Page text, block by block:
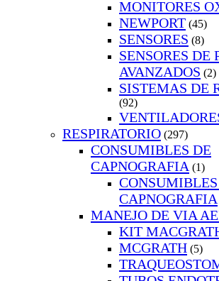
MONITORES
NEWPORT (45)
SENSORES (8)
SENSORES DE
AVANZADOS (2)
SISTEMAS DE
(92)
RESPIRATORIO (297)
CONSUMIBLES DE
CAPNOGRAFIA (1)
CAPNOGRAFIA
MANEJO DE VIA
KIT
MCGRATH (5)